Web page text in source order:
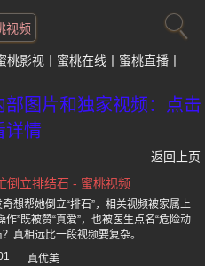
视频
桃影视 蜜桃在线
蜜桃直播
图片和独家视频：点击
详情
返回上页
倒立排结石 - 蜜桃视频
想帮她倒立“排石”，相关视频被家属上
”既被赞“真爱”，也被医生点名“危险动
真相远比一段视频要复杂。
真优美